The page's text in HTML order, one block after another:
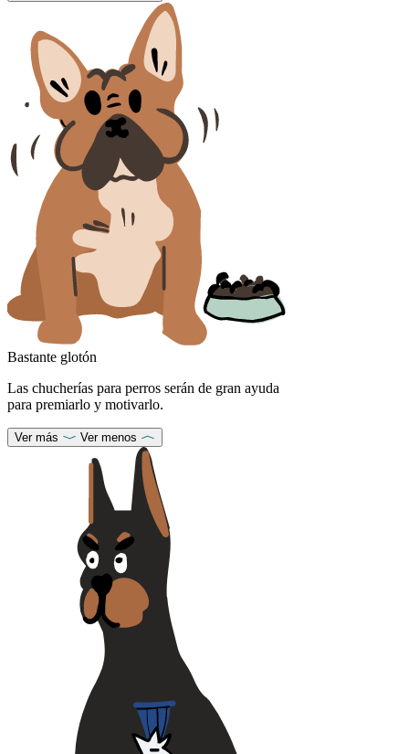
Bastante glotón
Las chucherías para perros serán de gran ayuda
para premiarlo y motivarlo.
Ver más Ver menos